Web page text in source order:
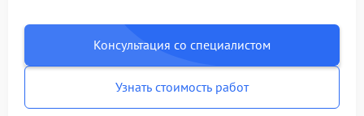
Консультация со специалистом
Узнать стоимость работ